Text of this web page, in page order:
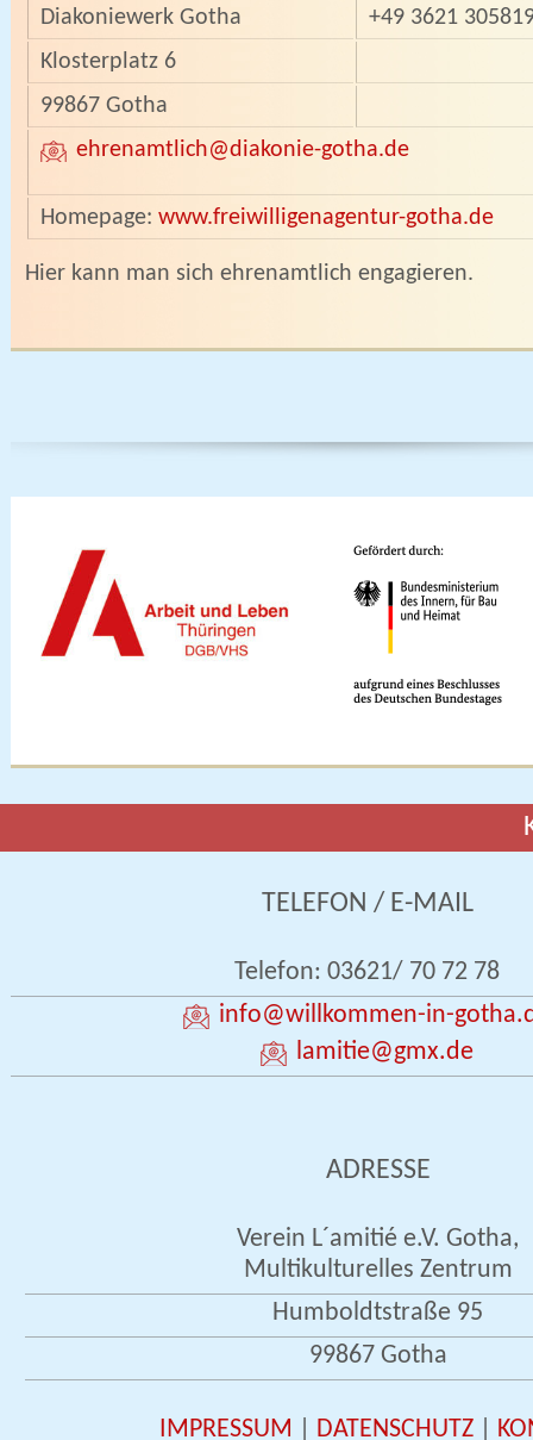
Diakoniewerk Gotha
+49 3621
Klosterplatz 6
99867 Gotha
ehrenamtlich@diakonie-gotha.de
Homepage: www.freiwilligenagentur-gotha.de
­Hier kann man sich ehrenamtlich engagieren.
TELEFON / E-MAIL
Telefon: 03621/ 70 72 78
info@willkommen-in-
lamitie@gmx.de
ADRESSE
Verein L´amitié e.V. Gotha,
Multikulturelles Zentrum
Humboldtstraße 95
99867 Gotha
IMPRESSUM DATENSCHUTZ